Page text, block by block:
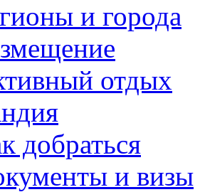
и города
отдых
добраться
и визы